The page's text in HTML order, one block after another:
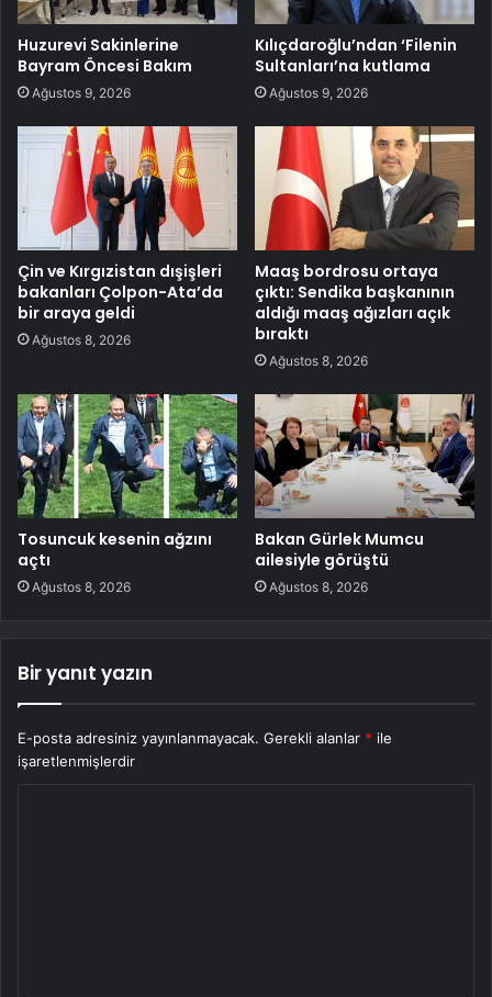
Huzurevi Sakinlerine
Bayram Öncesi Bakım
Ağustos 9, 2026
Kılıçdaroğlu’ndan ‘Filenin
Sultanları’na kutlama
Ağustos 9, 2026
Çin ve Kırgızistan dışişleri
bakanları Çolpon-Ata’da
bir araya geldi
Ağustos 8, 2026
Maaş bordrosu ortaya
çıktı: Sendika başkanının
aldığı maaş ağızları açık
bıraktı
Ağustos 8, 2026
Tosuncuk kesenin ağzını
açtı
Ağustos 8, 2026
Bakan Gürlek Mumcu
ailesiyle görüştü
Ağustos 8, 2026
Bir yanıt yazın
E-posta adresiniz yayınlanmayacak. Gerekli alanlar * ile
işaretlenmişlerdir